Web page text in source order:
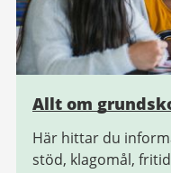
Allt om
Här hittar du
stöd, klagomål,